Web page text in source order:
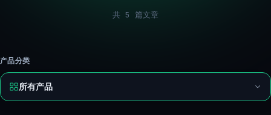
共 5 篇文章
产品分类
所有产品